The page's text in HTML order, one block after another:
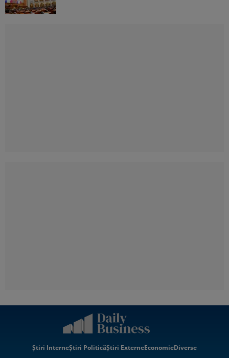
Știri InterneȘtiri PoliticăȘtiri ExterneEconomieDiverse